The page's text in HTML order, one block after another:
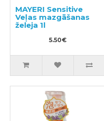
MAYERI Sensitive
Veļas mazgāšanas
želeja 1l
5.50€